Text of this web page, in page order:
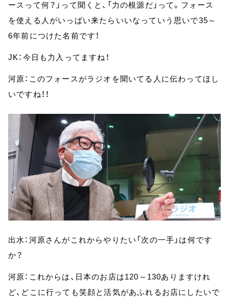
ースって何？」って聞くと、「力の根源だ」って。フォース
を使える人がいっぱい来たらいいなっていう思いで35～
6年前につけた名前です！
JK：今日も力入ってますね！
河原：このフォースがラジオを聞いてる人に伝わってほし
いですね！！
出水：河原さんがこれからやりたい「次の一手」は何です
か？
河原：これからは、日本のお店は120～130ありますけれ
ど、どこに行っても笑顔と活気があふれるお店にしたいで